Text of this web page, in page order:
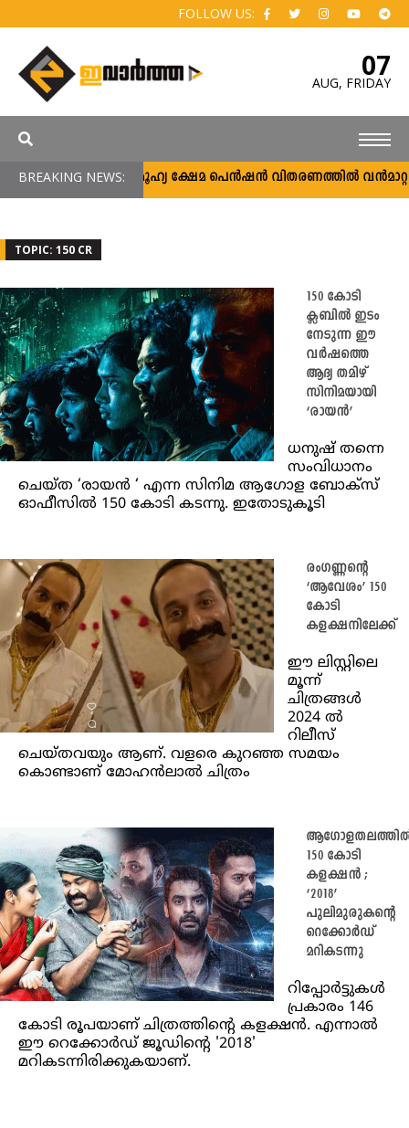
FOLLOW US:
07
AUG, FRIDAY
BREAKING NEWS:സാമൂഹ്യ ക്ഷേമ പെൻഷൻ വിതരണത്തിൽ വൻമാറ്റം;
TOPIC: 150 CR
150 കോടി
ക്ലബിൽ ഇടം
നേടുന്ന ഈ
വർഷത്തെ
ആദ്യ തമിഴ്
സിനിമയായി
‘രായൻ’
ധനുഷ് തന്നെ
സംവിധാനം
ചെയ്ത ‘രായൻ ‘ എന്ന സിനിമ ആ​ഗോള ബോക്സ്
ഓഫീസിൽ 150 കോടി കടന്നു. ഇതോടുകൂടി
രംഗണ്ണന്റെ
‘ആവേശം’ 150
കോടി
കളക്ഷനിലേക്ക്
ഈ ലിസ്റ്റിലെ
മൂന്ന്
ചിത്രങ്ങള്‍
2024 ൽ
റിലീസ്
ചെയ്തവയും ആണ്. വളരെ കുറഞ്ഞ സമയം
കൊണ്ടാണ് മോഹന്‍ലാല്‍ ചിത്രം
150 കോടി
കളക്ഷൻ ;
‘2018’
പുലിമുരുകന്റെ
റെക്കോർഡ്
മറികടന്നു
റിപ്പോർട്ടുകൾ
പ്രകാരം 146
കോടി രൂപയാണ് ചിത്രത്തിന്റെ കളക്ഷൻ. എന്നാൽ
ഈ റെക്കോർഡ് ജൂഡിന്റെ '2018'
മറികടന്നിരിക്കുകയാണ്.